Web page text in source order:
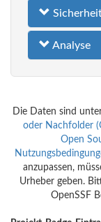
Analyse
Die Daten sind
oder Nachfolder
Open
anzupassen,
Urheber geben.
OpenSSF